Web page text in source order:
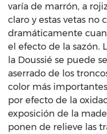
varía de marrón, a
claro y estas vetas no
dramáticamente
el efecto de la sazón.
la Doussié se puede
aserrado de los
color más
por efecto de la
exposición de la
ponen de relieve las